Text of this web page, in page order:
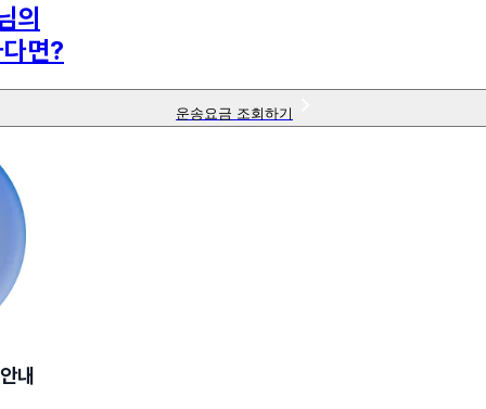
의
면?
운송요금 조회하기
안내